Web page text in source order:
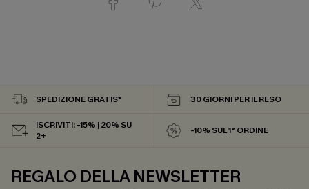
SPEDIZIONE GRATIS* 30 GIORNI PER IL RESO
ISCRIVITI: -15% | 20% SU
2+
-10% SUL 1° ORDINE
REGALO DELLA NEWSLETTER